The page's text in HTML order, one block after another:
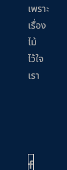
เพราะ
เรื่อง
ไม้
ไว้ใจ
เรา